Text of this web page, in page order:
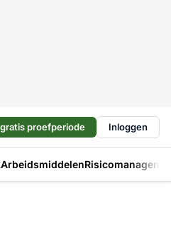
proefperiode Inloggen
Arbeidsmiddelen